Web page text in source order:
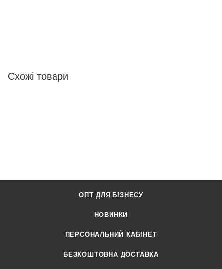
Схожі товари
ОПТ ДЛЯ БІЗНЕСУ
НОВИНКИ
ПЕРСОНАЛЬНИЙ КАБІНЕТ
БЕЗКОШТОВНА ДОСТАВКА